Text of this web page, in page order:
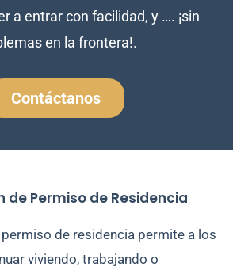
a entrar con facilidad, y …. ¡sin
en la frontera!.
Contáctanos
de Permiso de Residencia
de residencia permite a los
viviendo, trabajando o